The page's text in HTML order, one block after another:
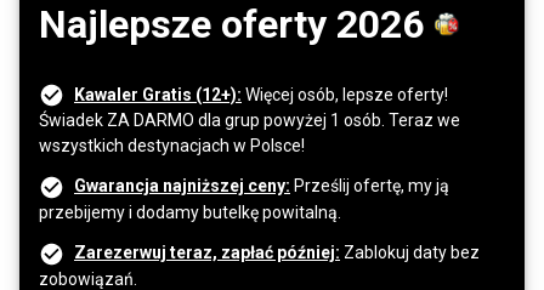
Najlepsze oferty 2026
Kawaler Gratis (12+): Więcej osób, lepsze oferty!
Świadek ZA DARMO dla grup powyżej 1 osób. Teraz we
wszystkich destynacjach w Polsce!
Gwarancja najniższej ceny: Prześlij ofertę, my ją
przebijemy i dodamy butelkę powitalną.
Zarezerwuj teraz, zapłać później: Zablokuj daty bez
zobowiązań.